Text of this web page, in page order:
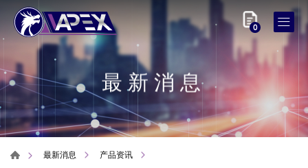
0
最新消息
最新消息 产品资讯